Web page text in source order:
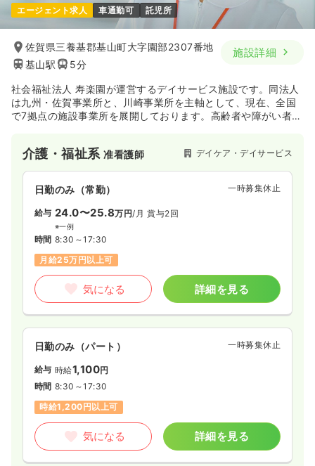
エージェント求人 車通勤可 託児所
佐賀県三養基郡基山町大字園部2307番地
基山駅
5分
施設詳細
社会福祉法人 寿楽園が運営するデイサービス施設です。同法人
は九州・佐賀事業所と、川崎事業所を主軸として、現在、全国
で7拠点の施設事業所を展開しております。高齢者や障がい者の
います。
介護・福祉系准看護師 デイケア・デイサービス
日勤のみ（常勤） 一時募集休止
給与 24.0〜25.8万円/月 賞与2回
※一例
時間 8:30～17:30
月給25万円以上可
気になる 詳細を見る
日勤のみ（パート） 一時募集休止
給与 時給1,100円
時間 8:30～17:30
時給1,200円以上可
気になる 詳細を見る